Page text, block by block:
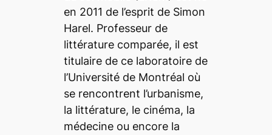
en 2011 de l’esprit de Simon
Harel. Professeur de
littérature comparée, il est
titulaire de ce laboratoire de
l’Université de Montréal où
se rencontrent l’urbanisme,
la littérature, le cinéma, la
médecine ou encore la